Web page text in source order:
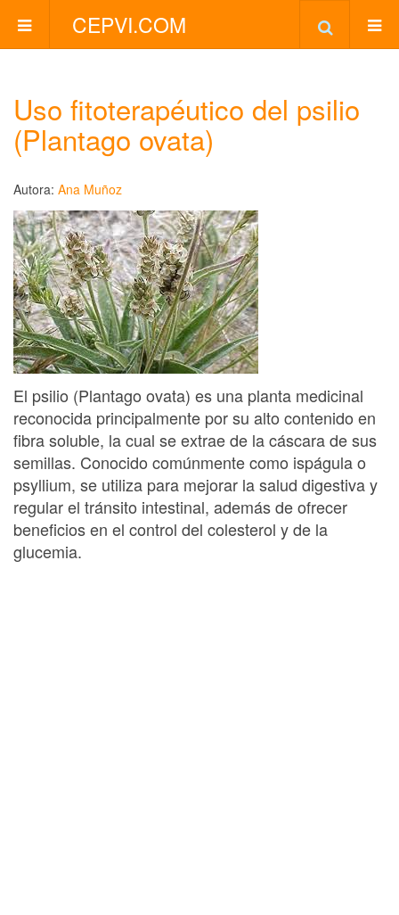
CEPVI.COM
Uso fitoterapéutico del psilio
(Plantago ovata)
Autora: Ana Muñoz
El psilio (Plantago ovata) es una planta medicinal
reconocida principalmente por su alto contenido en
fibra soluble, la cual se extrae de la cáscara de sus
semillas. Conocido comúnmente como ispágula o
psyllium, se utiliza para mejorar la salud digestiva y
regular el tránsito intestinal, además de ofrecer
beneficios en el control del colesterol y de la
glucemia.